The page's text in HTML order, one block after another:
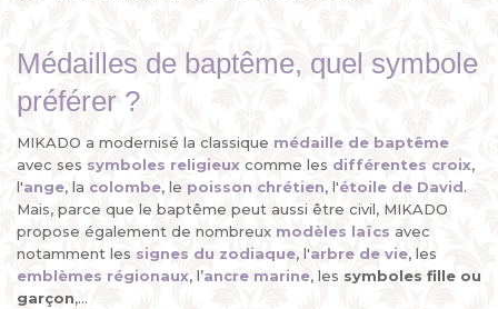
Médailles de baptême, quel symbole
préférer ?
MIKADO a modernisé la classique médaille de baptême
avec ses symboles religieux comme les différentes croix,
l'ange, la colombe, le poisson chrétien, l'étoile de David.
Mais, parce que le baptême peut aussi être civil, MIKADO
propose également de nombreux modèles laïcs avec
notamment les signes du zodiaque, l'arbre de vie, les
emblèmes régionaux, l’ancre marine, les symboles fille ou
garçon,...